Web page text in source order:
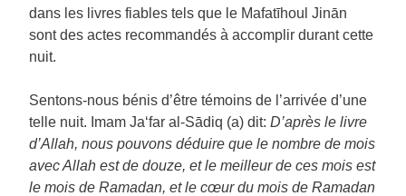
dans les livres fiables tels que le Mafatīhoul Jinān
sont des actes recommandés à accomplir durant cette
nuit.
Sentons-nous bénis d’être témoins de l’arrivée d’une
telle nuit. Imam Ja‘far al-Sādiq (a) dit: D’après le livre
d’Allah, nous pouvons déduire que le nombre de mois
avec Allah est de douze, et le meilleur de ces mois est
le mois de Ramadan, et le cœur du mois de Ramadan